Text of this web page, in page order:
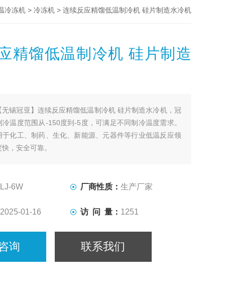
冷冻机> 冷冻机> 连续反应精馏低温制冷机 硅片制造水冷机
精馏低温制冷机 硅片制造
无锡冠亚】连续反应精馏低温制冷机 硅片制造水冷机，冠
温度范围从-150度到-5度，可满足不同制冷温度需求。
于化工、制药、生化、新能源、元器件等行业低温反应领
，安全可靠。
LJ-6W 厂商性质：生产厂家
2025-01-16 访 问 量： 1251
询 联系我们